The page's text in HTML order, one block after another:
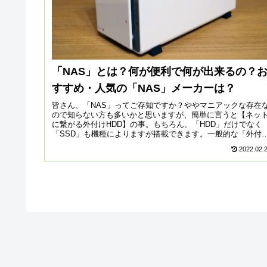
「NAS」とは？何が便利で何が出来るの？お
すすめ・人気の「NAS」メーカーは？
皆さん、「NAS」ってご存知ですか？ややマニアックな存在
ので知らない方も多いかと思いますが、簡単に言うと【ネット
に繋がる外付けHDD】の事。もちろん、「HDD」だけでなく
「SSD」も機種によりますが搭載できます。一般的な「外付